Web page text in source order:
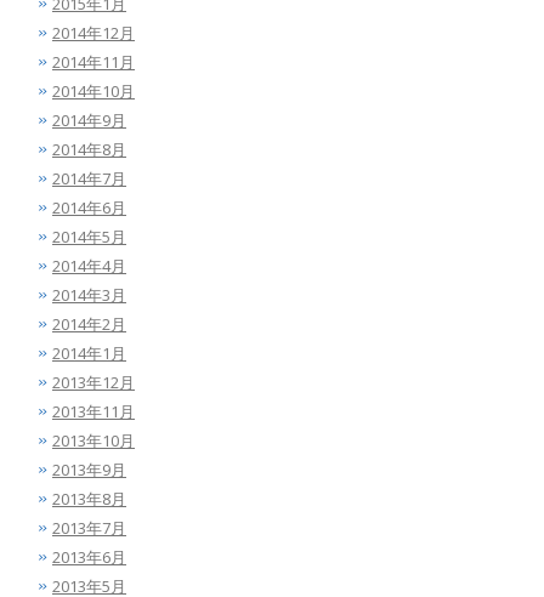
2014年12月
2014年11月
2014年10月
2014年9月
2014年8月
2014年7月
2014年6月
2014年5月
2014年4月
2014年3月
2014年2月
2014年1月
2013年12月
2013年11月
2013年10月
2013年9月
2013年8月
2013年7月
2013年6月
2013年5月